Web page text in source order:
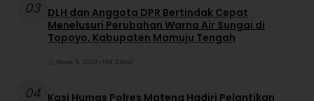
03 DLH dan Anggota DPR Bertindak Cepat
Menelusuri Perubahan Warna Air Sungai di
Topoyo, Kabupaten Mamuju Tengah
Maret 5, 2026 108 Dilihat
04 Kasi Humas Polres Mateng Hadiri Pelantikan